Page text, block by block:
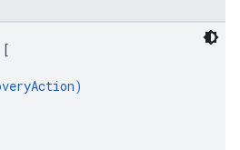
[
)